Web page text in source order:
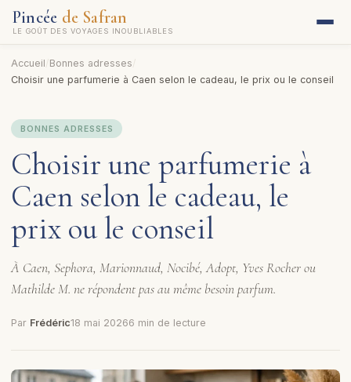
Pincée de Safran
LE GOÛT DES VOYAGES INOUBLIABLES
Accueil Bonnes adresses
Choisir une parfumerie à Caen selon le cadeau, le prix ou le conseil
BONNES ADRESSES
Choisir une parfumerie à
Caen selon le cadeau, le
prix ou le conseil
À Caen, Sephora, Marionnaud, Nocibé, Adopt, Yves Rocher ou
Mathilde M. ne répondent pas au même besoin parfum.
Par Frédéric18 mai 20266 min de lecture